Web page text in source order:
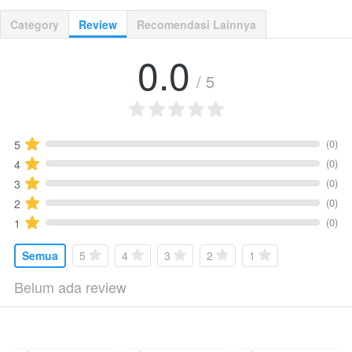
Category Review Recomendasi Lainnya
0.0 / 5
5 (0)
4 (0)
3 (0)
2 (0)
1 (0)
Semua 5 4 3 2 1
Belum ada review